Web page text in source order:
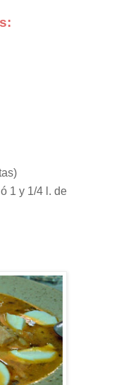
1 y 1/4 l. de